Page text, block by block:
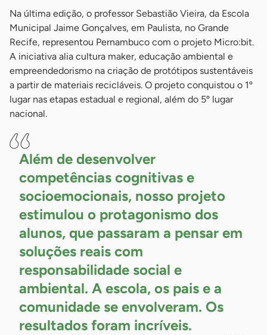
Na última edição, o professor Sebastião Vieira, da Escola
Municipal Jaime Gonçalves, em Paulista, no Grande
Recife, representou Pernambuco com o projeto Micro:bit.
A iniciativa alia cultura maker, educação ambiental e
empreendedorismo na criação de protótipos sustentáveis
a partir de materiais recicláveis. O projeto conquistou o 1º
lugar nas etapas estadual e regional, além do 5º lugar
nacional.
Além de desenvolver
competências cognitivas e
socioemocionais, nosso projeto
estimulou o protagonismo dos
alunos, que passaram a pensar em
soluções reais com
responsabilidade social e
ambiental. A escola, os pais e a
comunidade se envolveram. Os
resultados foram incríveis.